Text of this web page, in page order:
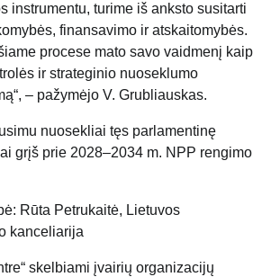
instrumentu, turime iš anksto susitarti
finansavimo ir atskaitomybės.
procese mato savo vaidmenį kaip
ir strateginio nuoseklumo
– pažymėjo V. Grubliauskas.
nuosekliai tęs parlamentinę
grįš prie 2028–2034 m. NPP rengimo
Rūta Petrukaitė, Lietuvos
kanceliarija
skelbiami įvairių organizacijų